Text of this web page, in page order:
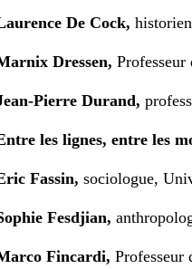
De Cock,
Dressen, Professeur
Pierre Durand,
les lignes, entre les
Fassin, sociologue,
Fesdjian,
Fincardi, Professeur